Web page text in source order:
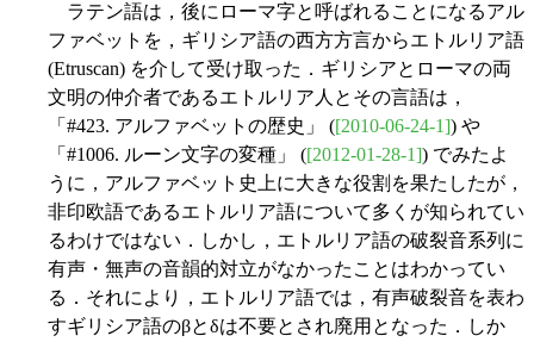
ラテン語は，後にローマ字と呼ばれることになるアル
ファベットを，ギリシア語の西方方言からエトルリア語
(Etruscan) を介して受け取った．ギリシアとローマの両
文明の仲介者であるエトルリア人とその言語は，
「#423. アルファベットの歴史」 ([2010-06-24-1]) や
「#1006. ルーン文字の変種」 ([2012-01-28-1]) でみたよ
うに，アルファベット史上に大きな役割を果たしたが，
非印欧語であるエトルリア語について多くが知られてい
るわけではない．しかし，エトルリア語の破裂音系列に
有声・無声の音韻的対立がなかったことはわかってい
る．それにより，エトルリア語では，有声破裂音を表わ
すギリシア語のβとδは不要とされ廃用となった．しか